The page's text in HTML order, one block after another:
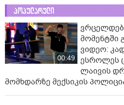
პოპულარული
00:49
მომენტში
ვიდეო:
ესროლეს
ლაივის
მომხდარზე მექსიკის